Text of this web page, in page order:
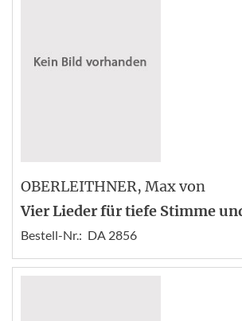
OBERLEITHNER, Max von
Vier Lieder für tiefe Stimme
Bestell-Nr.: DA 2856